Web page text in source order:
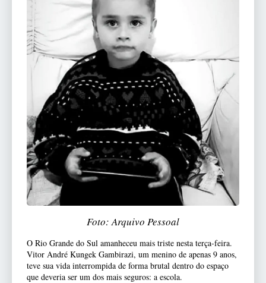
Foto: Arquivo Pessoal
O Rio Grande do Sul amanheceu mais triste nesta terça-feira.
Vitor André Kungek Gambirazi, um menino de apenas 9 anos,
teve sua vida interrompida de forma brutal dentro do espaço
que deveria ser um dos mais seguros: a escola.